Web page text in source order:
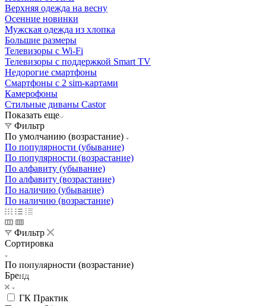
Верхняя одежда на весну
Осенние новинки
Мужская одежда из хлопка
Большие размеры
Телевизоры с Wi-Fi
Телевизоры с поддержкой Smart TV
Недорогие смартфоны
Смартфоны с 2 sim-картами
Камерофоны
Стильные диваны Castor
Показать еще
Фильтр
По умолчанию (возрастание)
По популярности (убывание)
По популярности (возрастание)
По алфавиту (убывание)
По алфавиту (возрастание)
По наличию (убывание)
По наличию (возрастание)
Фильтр
Сортировка
По популярности (возрастание)
Бренд
ГК Практик
Освещение
Здания префектуры ТиНАО
Освещение
Калужский завод путевых машин и гидроприводов
СТРОИТЕЛЬНЫЙ ГИПЕРМАРКЕТ «ЛЕРУА
МЕРЛЕН»
Освещение
Железнодорожный вокзал Арзамас-1